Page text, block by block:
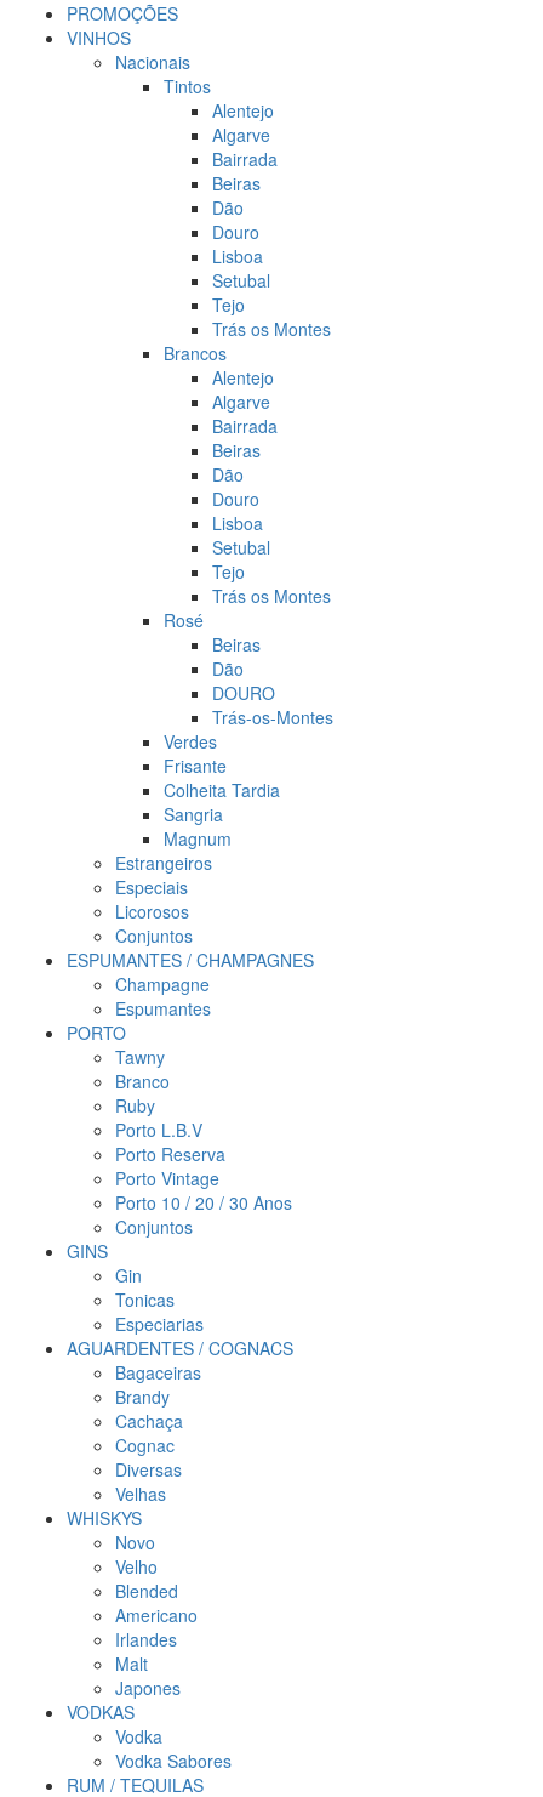
PROMOÇÕES
VINHOS
Nacionais
Tintos
Alentejo
Algarve
Bairrada
Beiras
Dão
Douro
Lisboa
Setubal
Tejo
Trás os Montes
Brancos
Alentejo
Algarve
Bairrada
Beiras
Dão
Douro
Lisboa
Setubal
Tejo
Trás os Montes
Rosé
Beiras
Dão
DOURO
Trás-os-Montes
Verdes
Frisante
Colheita Tardia
Sangria
Magnum
Estrangeiros
Especiais
Licorosos
Conjuntos
ESPUMANTES / CHAMPAGNES
Champagne
Espumantes
PORTO
Tawny
Branco
Ruby
Porto L.B.V
Porto Reserva
Porto Vintage
Porto 10 / 20 / 30 Anos
Conjuntos
GINS
Gin
Tonicas
Especiarias
AGUARDENTES / COGNACS
Bagaceiras
Brandy
Cachaça
Cognac
Diversas
Velhas
WHISKYS
Novo
Velho
Blended
Americano
Irlandes
Malt
Japones
VODKAS
Vodka
Vodka Sabores
RUM / TEQUILAS